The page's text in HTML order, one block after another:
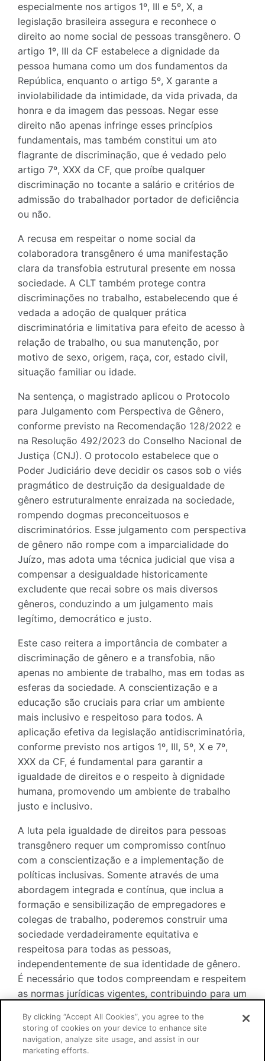
especialmente nos artigos 1º, III e 5º, X, a
legislação brasileira assegura e reconhece o
direito ao nome social de pessoas transgênero. O
artigo 1º, III da CF estabelece a dignidade da
pessoa humana como um dos fundamentos da
República, enquanto o artigo 5º, X garante a
inviolabilidade da intimidade, da vida privada, da
honra e da imagem das pessoas. Negar esse
direito não apenas infringe esses princípios
fundamentais, mas também constitui um ato
flagrante de discriminação, que é vedado pelo
artigo 7º, XXX da CF, que proíbe qualquer
discriminação no tocante a salário e critérios de
admissão do trabalhador portador de deficiência
ou não.
A recusa em respeitar o nome social da
colaboradora transgênero é uma manifestação
clara da transfobia estrutural presente em nossa
sociedade. A CLT também protege contra
discriminações no trabalho, estabelecendo que é
vedada a adoção de qualquer prática
discriminatória e limitativa para efeito de acesso à
relação de trabalho, ou sua manutenção, por
motivo de sexo, origem, raça, cor, estado civil,
situação familiar ou idade.
Na sentença, o magistrado aplicou o Protocolo
para Julgamento com Perspectiva de Gênero,
conforme previsto na Recomendação 128/2022 e
na Resolução 492/2023 do Conselho Nacional de
Justiça (CNJ). O protocolo estabelece que o
Poder Judiciário deve decidir os casos sob o viés
pragmático de destruição da desigualdade de
gênero estruturalmente enraizada na sociedade,
rompendo dogmas preconceituosos e
discriminatórios. Esse julgamento com perspectiva
de gênero não rompe com a imparcialidade do
Juízo, mas adota uma técnica judicial que visa a
compensar a desigualdade historicamente
excludente que recai sobre os mais diversos
gêneros, conduzindo a um julgamento mais
legítimo, democrático e justo.
Este caso reitera a importância de combater a
discriminação de gênero e a transfobia, não
apenas no ambiente de trabalho, mas em todas as
esferas da sociedade. A conscientização e a
educação são cruciais para criar um ambiente
mais inclusivo e respeitoso para todos. A
aplicação efetiva da legislação antidiscriminatória,
conforme previsto nos artigos 1º, III, 5º, X e 7º,
XXX da CF, é fundamental para garantir a
igualdade de direitos e o respeito à dignidade
humana, promovendo um ambiente de trabalho
justo e inclusivo.
A luta pela igualdade de direitos para pessoas
transgênero requer um compromisso contínuo
com a conscientização e a implementação de
políticas inclusivas. Somente através de uma
abordagem integrada e contínua, que inclua a
formação e sensibilização de empregadores e
colegas de trabalho, poderemos construir uma
sociedade verdadeiramente equitativa e
respeitosa para todas as pessoas,
independentemente de sua identidade de gênero.
É necessário que todos compreendam e respeitem
as normas jurídicas vigentes, contribuindo para um
plenamente respeitada e protegida.
Processo0000025-03.2023.5.09.0011
By clicking “Accept All Cookies”, you agree to the
storing of cookies on your device to enhance site
navigation, analyze site usage, and assist in our
marketing efforts.